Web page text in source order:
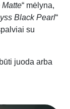
“ mėlyna,
Black Pearl“
su
juoda arba